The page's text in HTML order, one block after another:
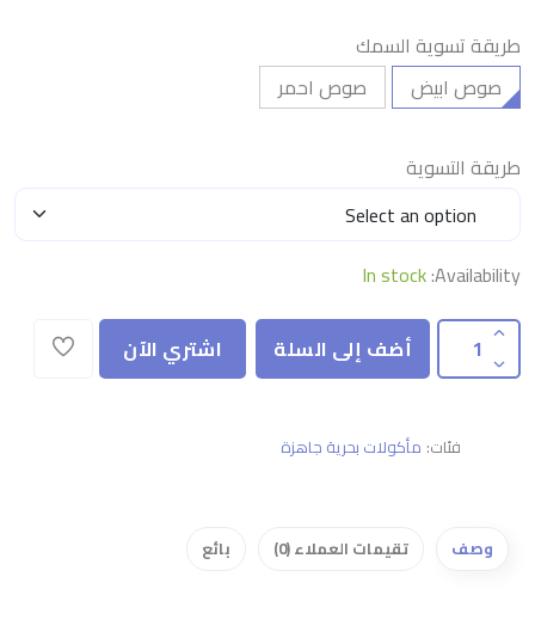
طريقة تسوية السمك
صوص ابيض
صوص احمر
طريقة التسوية
Availability:
In stock
أضف إلى السلة اشتري الآن
فئات: مأكولات بحرية جاهزة
وصف تقيمات العملاء (0) بائع